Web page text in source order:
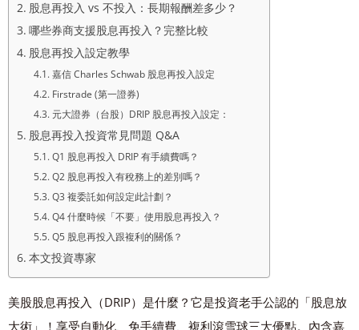
股息再投入 vs 不投入：長期報酬差多少？
哪些券商支援股息再投入？完整比較
股息再投入設定教學
嘉信 Charles Schwab 股息再投入設定
Firstrade (第一證券)
元大證券（台股）DRIP 股息再投入設定：
股息再投入投資常見問題 Q&A
Q1 股息再投入 DRIP 有手續費嗎？
Q2 股息再投入有稅務上的差別嗎？
Q3 複委託如何設定此計劃？
Q4 什麼時候「不要」使用股息再投入？
Q5 股息再投入跟複利的關係？
本文投資專家
美股股息再投入（DRIP）是什麼？它是投資老手公認的「股息放
大術」！享受自動化、免手續費、複利滾雪球三大優點。內含嘉